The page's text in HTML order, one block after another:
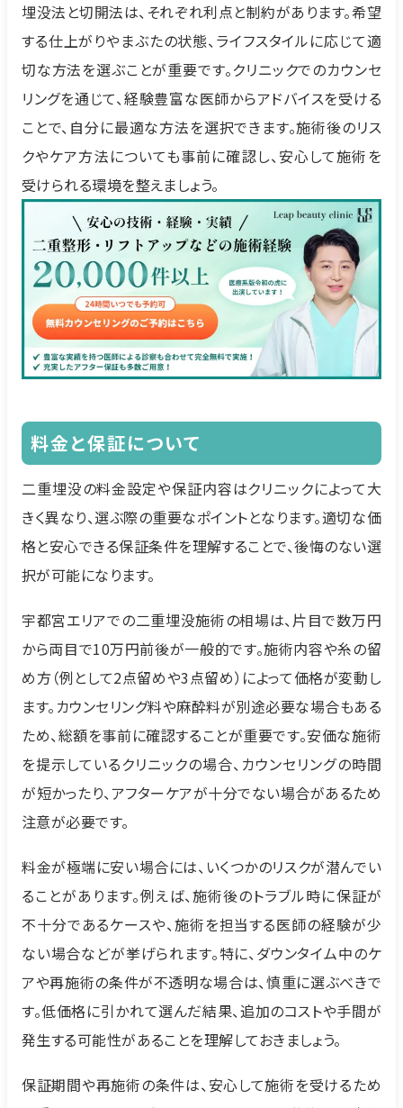
埋没法と切開法は、それぞれ利点と制約があります。希望
する仕上がりやまぶたの状態、ライフスタイルに応じて適
切な方法を選ぶことが重要です。クリニックでのカウンセ
リングを通じて、経験豊富な医師からアドバイスを受ける
ことで、自分に最適な方法を選択できます。施術後のリス
クやケア方法についても事前に確認し、安心して施術を
受けられる環境を整えましょう。
料金と保証について
二重埋没の料金設定や保証内容はクリニックによって大
きく異なり、選ぶ際の重要なポイントとなります。適切な価
格と安心できる保証条件を理解することで、後悔のない選
択が可能になります。
宇都宮エリアでの二重埋没施術の相場は、片目で数万円
から両目で10万円前後が一般的です。施術内容や糸の留
め方（例として2点留めや3点留め）によって価格が変動し
ます。カウンセリング料や麻酔料が別途必要な場合もある
ため、総額を事前に確認することが重要です。安価な施術
を提示しているクリニックの場合、カウンセリングの時間
が短かったり、アフターケアが十分でない場合があるため
注意が必要です。
料金が極端に安い場合には、いくつかのリスクが潜んでい
ることがあります。例えば、施術後のトラブル時に保証が
不十分であるケースや、施術を担当する医師の経験が少
ない場合などが挙げられます。特に、ダウンタイム中のケ
アや再施術の条件が不透明な場合は、慎重に選ぶべきで
す。低価格に引かれて選んだ結果、追加のコストや手間が
発生する可能性があることを理解しておきましょう。
保証期間や再施術の条件は、安心して施術を受けるため